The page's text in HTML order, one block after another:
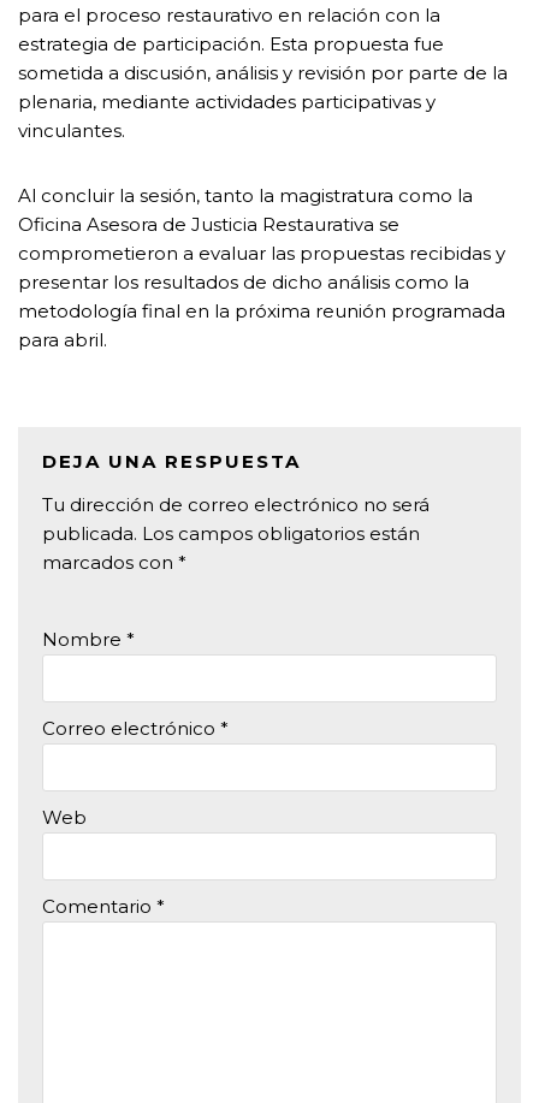
para el proceso restaurativo en relación con la
estrategia de participación. Esta propuesta fue
sometida a discusión, análisis y revisión por parte de la
plenaria, mediante actividades participativas y
vinculantes.
Al concluir la sesión, tanto la magistratura como la
Oficina Asesora de Justicia Restaurativa se
comprometieron a evaluar las propuestas recibidas y
presentar los resultados de dicho análisis como la
metodología final en la próxima reunión programada
para abril.
DEJA UNA RESPUESTA
Tu dirección de correo electrónico no será
publicada. Los campos obligatorios están
marcados con *
Nombre *
Correo electrónico *
Web
Comentario *